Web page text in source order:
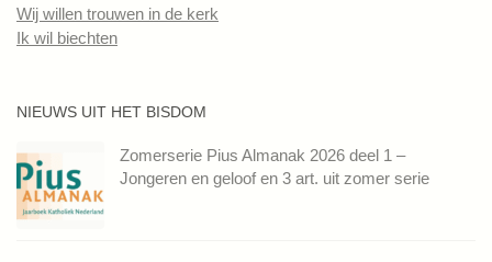
Wij willen trouwen in de kerk
Ik wil biechten
NIEUWS UIT HET BISDOM
Zomerserie Pius Almanak 2026 deel 1 –
Jongeren en geloof en 3 art. uit zomer serie